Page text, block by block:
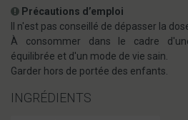
Précautions d’emploi
Il n'est pas conseillé de dépasser la
À consommer dans le cadre
équilibrée et d'un mode de vie sain.
Garder hors de portée des enfants.
INGRÉDIENTS